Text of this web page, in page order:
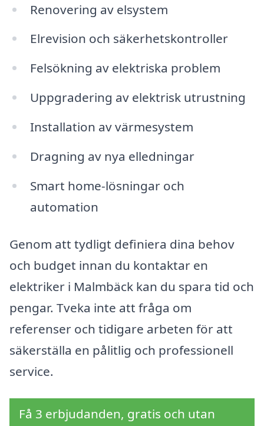
Renovering av elsystem
Elrevision och säkerhetskontroller
Felsökning av elektriska problem
Uppgradering av elektrisk utrustning
Installation av värmesystem
Dragning av nya elledningar
Smart home-lösningar och
automation
Genom att tydligt definiera dina behov
och budget innan du kontaktar en
elektriker i Malmbäck kan du spara tid och
pengar. Tveka inte att fråga om
referenser och tidigare arbeten för att
säkerställa en pålitlig och professionell
service.
Få 3 erbjudanden, gratis och utan